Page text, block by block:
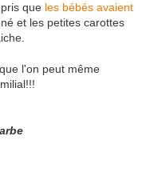
que les bébés avaient
et les petites carottes
l'on peut même